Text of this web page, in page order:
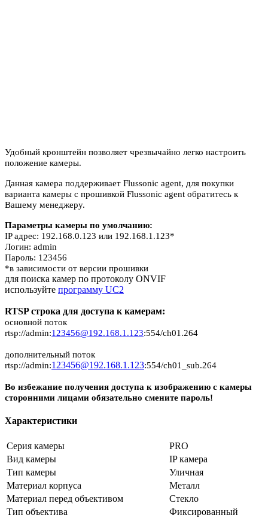
Удобный кронштейн позволяет чрезвычайно легко настроить
положение камеры.
Данная камера поддерживает Flussonic agent, для покупки
варианта камеры с прошивкой Flussonic agent обратитесь к
Вашему менеджеру.
Параметры камеры по умолчанию:
IP адрес: 192.168.0.123 или 192.168.1.123*
Логин: admin
Пароль: 123456
*в зависимости от версии прошивки
для поиска камер по протоколу ONVIF
используйте программу UC2
RTSP строка для доступа к камерам:
основной поток
rtsp://admin:123456@192.168.1.123:554/ch01.264
дополнительный поток
rtsp://admin:123456@192.168.1.123:554/ch01_sub.264
Во избежание получения доступа к изображению с камеры
сторонними лицами обязательно смените пароль!
Характеристики
Серия камеры
PRO
Вид камеры
IP камера
Тип камеры
Уличная
Материал корпуса
Металл
Материал перед объективом
Стекло
Тип объектива
Фиксированный